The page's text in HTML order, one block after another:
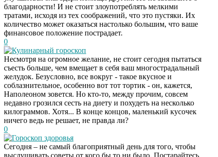
благодарности! И не стоит злоупотреблять мелкими
тратами, исходя из тех соображений, что это пустяки. Их
количество может оказаться настолько большим, что ваше
финансовое положение пострадает.
0
Кулинарный гороскоп
Несмотря на огромное желание, не стоит сегодня пытаться
съесть больше, чем вмещает в себя ваш многострадальный
желудок. Безусловно, все вокруг - такое вкусное и
соблазнительное, особенно вот тот тортик - он, кажется,
Наполеоном зовется. Но кто-то, между прочим, совсем
недавно грозился сесть на диету и похудеть на несколько
килограммов. Хотя... В конце концов, маленький кусочек
ничего ведь не решает, не правда ли?
0
Гороскоп здоровья
Сегодня – не самый благоприятный день для того, чтобы
выслушивать советы от кого бы то ни было. Постарайтесь
Скрытая камера на
пляже Крыма: Что